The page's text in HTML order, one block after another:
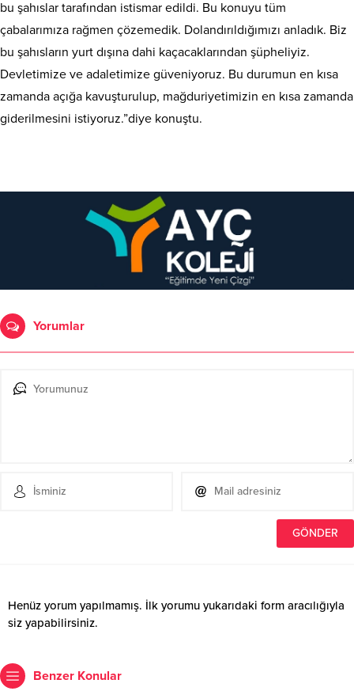
bu şahıslar tarafından istismar edildi. Bu konuyu tüm
çabalarımıza rağmen çözemedik. Dolandırıldığımızı anladık. Biz
bu şahısların yurt dışına dahi kaçacaklarından şüpheliyiz.
Devletimize ve adaletimize güveniyoruz. Bu durumun en kısa
zamanda açığa kavuşturulup, mağduriyetimizin en kısa zamanda
giderilmesini istiyoruz.”diye konuştu.
Yorumlar
Henüz yorum yapılmamış. İlk yorumu yukarıdaki form aracılığıyla
siz yapabilirsiniz.
Benzer Konular